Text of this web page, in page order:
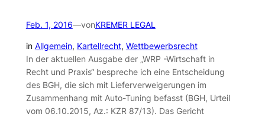
Feb. 1, 2016—vonKREMER LEGAL
in Allgemein, Kartellrecht, Wettbewerbsrecht
In der aktuellen Ausgabe der „WRP -Wirtschaft in
Recht und Praxis“ bespreche ich eine Entscheidung
des BGH, die sich mit Lieferverweigerungen im
Zusammenhang mit Auto-Tuning befasst (BGH, Urteil
vom 06.10.2015, Az.: KZR 87/13). Das Gericht